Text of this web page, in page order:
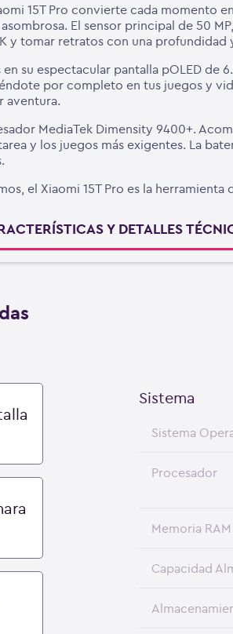
15T Pro convierte cada momento
El sensor principal de 50
y tomar retratos con una profundidad
su espectacular pantalla pOLED de
por completo en tus juegos y
aventura.
MediaTek Dimensity 9400+.
y los juegos más exigentes. La
el Xiaomi 15T Pro es la
Y DETALLES
Sistema
Sistema
Procesador
Memoria RAM
Capacidad